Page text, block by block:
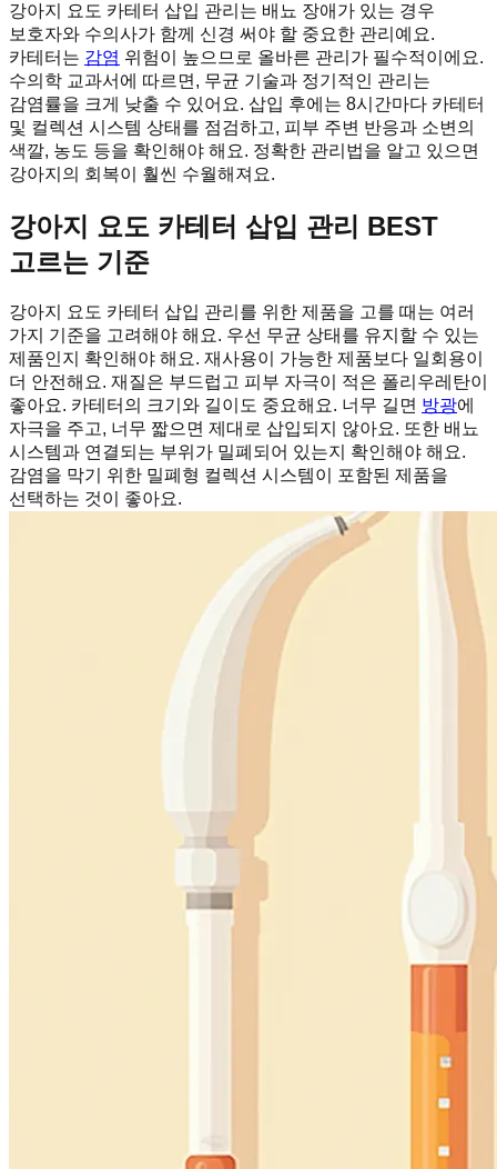
강아지 요도 카테터 삽입 관리는 배뇨 장애가 있는 경우
보호자와 수의사가 함께 신경 써야 할 중요한 관리예요.
카테터는 감염 위험이 높으므로 올바른 관리가 필수적이에요.
수의학 교과서에 따르면, 무균 기술과 정기적인 관리는
감염률을 크게 낮출 수 있어요. 삽입 후에는 8시간마다 카테터
및 컬렉션 시스템 상태를 점검하고, 피부 주변 반응과 소변의
색깔, 농도 등을 확인해야 해요. 정확한 관리법을 알고 있으면
강아지의 회복이 훨씬 수월해져요.
강아지 요도 카테터 삽입 관리 BEST
고르는 기준
강아지 요도 카테터 삽입 관리를 위한 제품을 고를 때는 여러
가지 기준을 고려해야 해요. 우선 무균 상태를 유지할 수 있는
제품인지 확인해야 해요. 재사용이 가능한 제품보다 일회용이
더 안전해요. 재질은 부드럽고 피부 자극이 적은 폴리우레탄이
좋아요. 카테터의 크기와 길이도 중요해요. 너무 길면 방광에
자극을 주고, 너무 짧으면 제대로 삽입되지 않아요. 또한 배뇨
시스템과 연결되는 부위가 밀폐되어 있는지 확인해야 해요.
감염을 막기 위한 밀폐형 컬렉션 시스템이 포함된 제품을
선택하는 것이 좋아요.